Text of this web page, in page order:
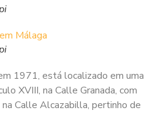
1971, está localizado em uma
XVIII, na Calle Granada, com
Calle Alcazabilla, pertinho de